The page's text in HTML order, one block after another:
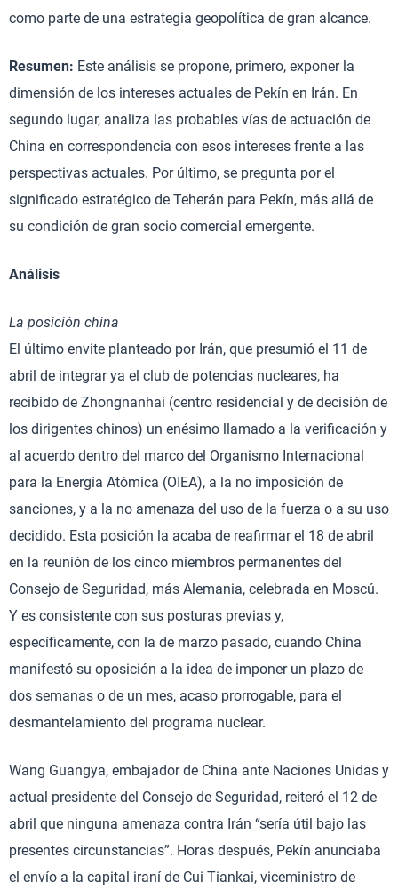
como parte de una estrategia geopolítica de gran alcance.
Resumen: Este análisis se propone, primero, exponer la
dimensión de los intereses actuales de Pekín en Irán. En
segundo lugar, analiza las probables vías de actuación de
China en correspondencia con esos intereses frente a las
perspectivas actuales. Por último, se pregunta por el
significado estratégico de Teherán para Pekín, más allá de
su condición de gran socio comercial emergente.
Análisis
La posición china
El último envite planteado por Irán, que presumió el 11 de
abril de integrar ya el club de potencias nucleares, ha
recibido de Zhongnanhai (centro residencial y de decisión de
los dirigentes chinos) un enésimo llamado a la verificación y
al acuerdo dentro del marco del Organismo Internacional
para la Energía Atómica (OIEA), a la no imposición de
sanciones, y a la no amenaza del uso de la fuerza o a su uso
decidido. Esta posición la acaba de reafirmar el 18 de abril
en la reunión de los cinco miembros permanentes del
Consejo de Seguridad, más Alemania, celebrada en Moscú.
Y es consistente con sus posturas previas y,
específicamente, con la de marzo pasado, cuando China
manifestó su oposición a la idea de imponer un plazo de
dos semanas o de un mes, acaso prorrogable, para el
desmantelamiento del programa nuclear.
Wang Guangya, embajador de China ante Naciones Unidas y
actual presidente del Consejo de Seguridad, reiteró el 12 de
abril que ninguna amenaza contra Irán “sería útil bajo las
presentes circunstancias”. Horas después, Pekín anunciaba
el envío a la capital iraní de Cui Tiankai, viceministro de